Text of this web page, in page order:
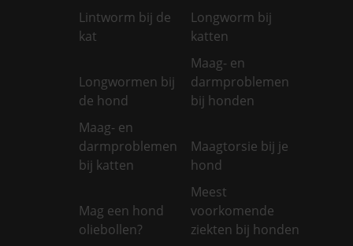
Lintworm bij de
kat
Longworm bij
katten
Longwormen bij
de hond
Maag- en
darmproblemen
bij honden
Maag- en
darmproblemen
bij katten
Maagtorsie bij je
hond
Mag een hond
oliebollen?
Meest
voorkomende
ziekten bij honden